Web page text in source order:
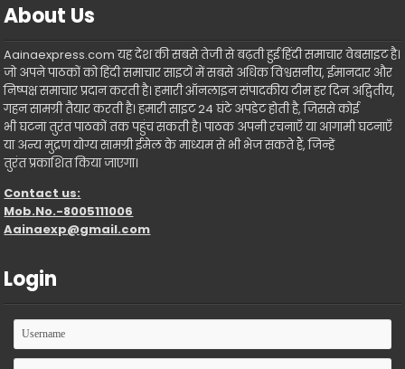
About Us
Aainaexpress.com यह देश की सबसे तेजी से बढ़ती हुई हिंदी समाचार वेबसाइट है।
जो अपने पाठकों को हिंदी समाचार साइटों में सबसे अधिक विश्वसनीय, ईमानदार और
निष्पक्ष समाचार प्रदान करती है। हमारी ऑनलाइन संपादकीय टीम हर दिन अद्वितीय,
गहन सामग्री तैयार करती है। हमारी साइट 24 घंटे अपडेट होती है, जिससे कोई
भी घटना तुरंत पाठकों तक पहुंच सकती है। पाठक अपनी रचनाएँ या आगामी घटनाएँ
या अन्य मुद्रण योग्य सामग्री ईमेल के माध्यम से भी भेज सकते हैं, जिन्हें
तुरंत प्रकाशित किया जाएगा।
Contact us:
Mob.No.-8005111006
Aainaexp@gmail.com
Login